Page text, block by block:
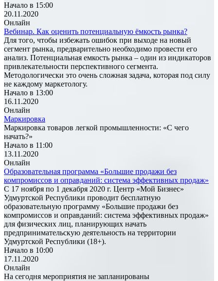
Начало в 15:00
20.11.2020
Онлайн
Вебинар. Как оценить потенциальную ёмкость рынка?
Для того, чтобы избежать ошибок при выходе на новый
сегмент рынка, предварительно необходимо провести его
анализ. Потенциальная емкость рынка – один из индикаторов
привлекательности перспективного сегмента.
Методологически это очень сложная задача, которая под силу
не каждому маркетологу.
Начало в 13:00
16.11.2020
Онлайн
Маркировка
Маркировка товаров легкой промышленности: «С чего
начать?»
Начало в 11:00
13.11.2020
Онлайн
Образовательная программа «Большие продажи без
компромиссов и оправданий: система эффективных продаж»
С 17 ноября по 1 декабря 2020 г. Центр «Мой Бизнес»
Удмуртской Республики проводит бесплатную
образовательную программу «Большие продажи без
компромиссов и оправданий: система эффективных продаж»
для физических лиц, планирующих начать
предпринимательскую деятельность на территории
Удмуртской Республики (18+).
Начало в 10:00
17.11.2020
Онлайн
На сегодня мероприятия не запланированы